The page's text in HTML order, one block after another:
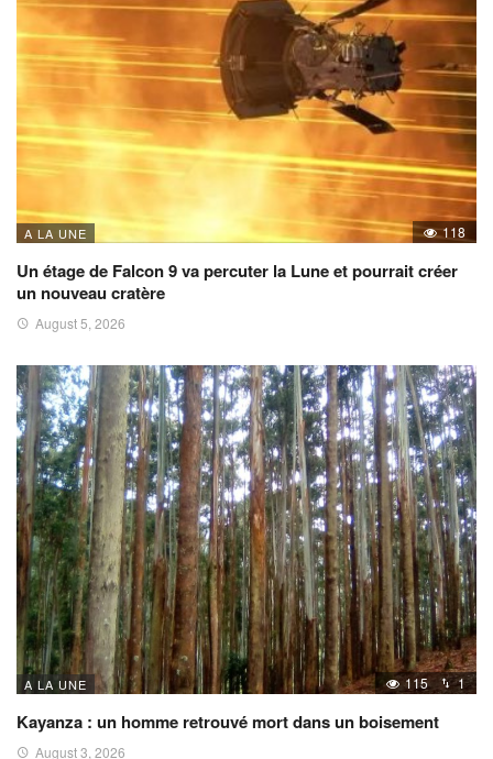
A LA UNE 118
Un étage de Falcon 9 va percuter la Lune et pourrait créer
un nouveau cratère
August 5, 2026
A LA UNE 115 1
Kayanza : un homme retrouvé mort dans un boisement
August 3, 2026